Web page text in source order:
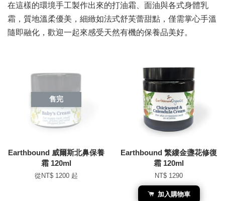
在這樣的環境手工製作出來的打油霜、面油與各式身體乳
霜，質地溫柔優美，細緻如法式舒芙蕾甜點，僅需掌心手溫
隨即融化，歡迎一起來感受天然有機的保養品美好。
售完
Earthbound 威爾斯北鼻保養
霜 120ml
從NT$ 1200 起
Earthbound 繁縷金盞花修復
霜 120ml
NT$ 1290
加入購物車